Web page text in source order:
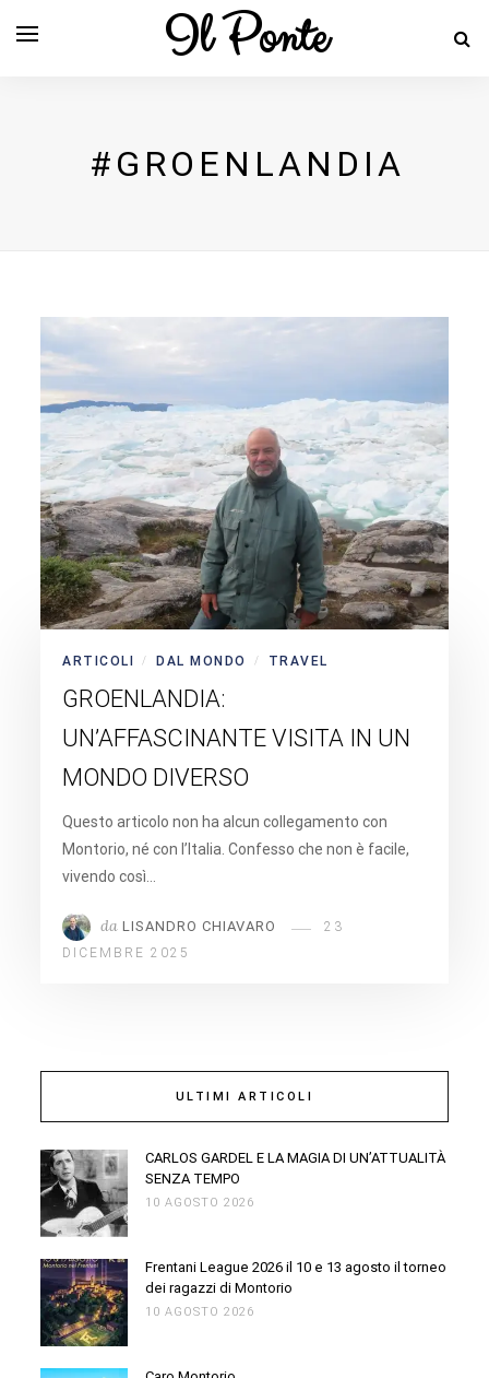
Il Ponte
#GROENLANDIA
ARTICOLI / DAL MONDO / TRAVEL
GROENLANDIA:
UN’AFFASCINANTE VISITA IN UN
MONDO DIVERSO
Questo articolo non ha alcun collegamento con
Montorio, né con l’Italia. Confesso che non è facile,
vivendo così…
da LISANDRO CHIAVARO
23
DICEMBRE 2025
ULTIMI ARTICOLI
CARLOS GARDEL E LA MAGIA DI UN’ATTUALITÀ
SENZA TEMPO
10 AGOSTO 2026
Frentani League 2026 il 10 e 13 agosto il torneo
dei ragazzi di Montorio
10 AGOSTO 2026